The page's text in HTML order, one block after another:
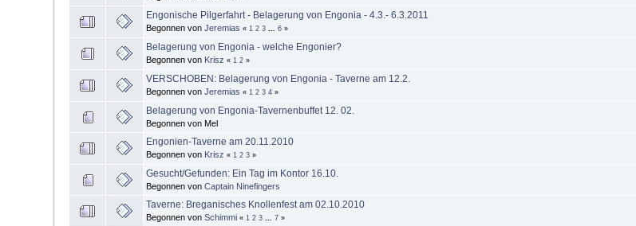
Engonische Pilgerfahrt - Belagerung von Engonia - 4.3.- 6.3.2011
Begonnen vonJeremias «1 2 3 ...6 »
Belagerung von Engonia - welche Engonier?
Begonnen von Krisz «1 2 »
VERSCHOBEN: Belagerung von Engonia - Taverne am 12.2.
Begonnen vonJeremias «1 2 3 4 »
Belagerung von Engonia-Tavernenbuffet 12. 02.
Begonnen von Mel
Engonien-Taverne am 20.11.2010
Begonnen von Krisz «1 2 3 »
Gesucht/Gefunden: Ein Tag im Kontor 16.10.
Begonnen vonCaptain Ninefingers
Taverne: Breganisches Knollenfest am 02.10.2010
Begonnen vonSchimmi «1 2 3 ...7 »